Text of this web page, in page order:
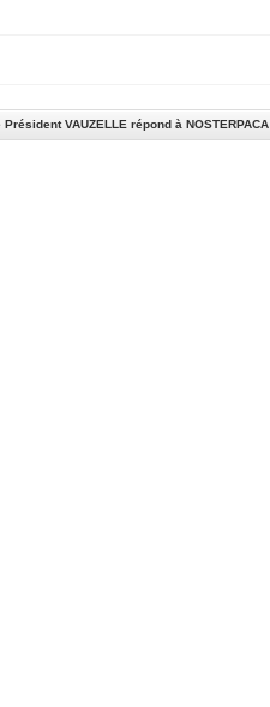
VAUZELLE répond à NOSTERPACA